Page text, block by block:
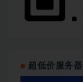
超低价服务器